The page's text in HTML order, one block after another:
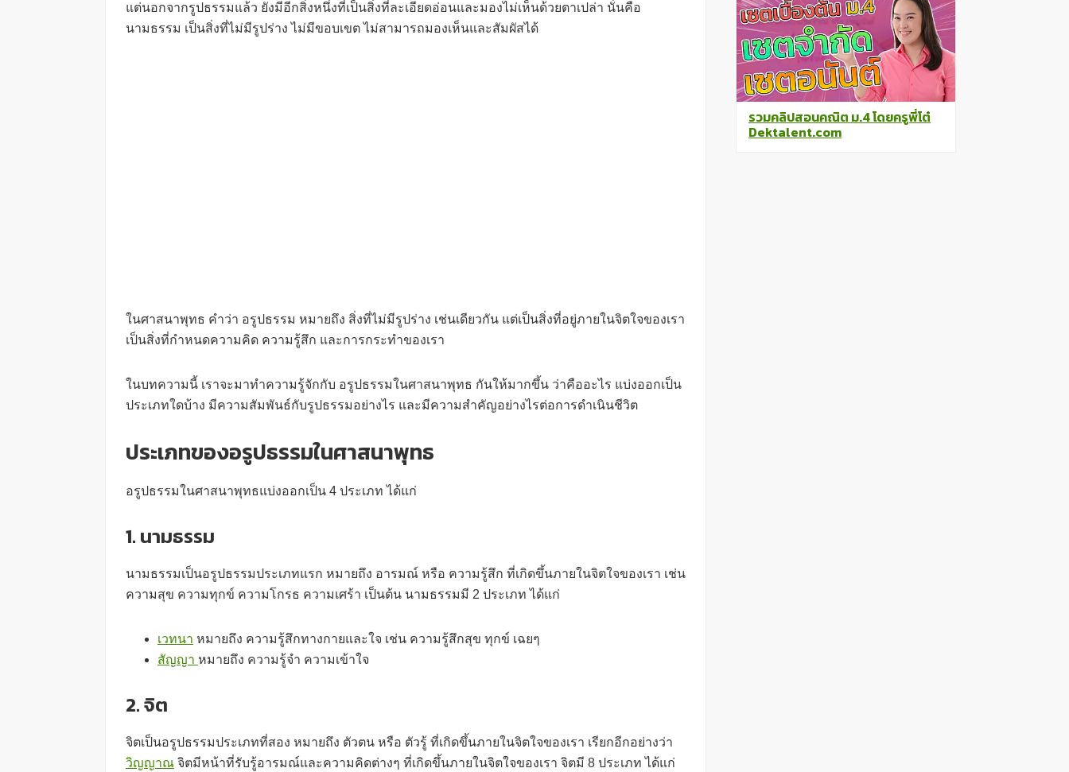
แต่นอกจากรูปธรรมแล้ว ยังมีอีกสิ่งหนึ่งที่เป็นสิ่งที่ละเอียดอ่อนและมองไม่เห็นด้วยตาเปล่า นั่นคือ
นามธรรม เป็นสิ่งที่ไม่มีรูปร่าง ไม่มีขอบเขต ไม่สามารถมองเห็นและสัมผัสได้
ในศาสนาพุทธ คำว่า อรูปธรรม หมายถึง สิ่งที่ไม่มีรูปร่าง เช่นเดียวกัน แต่เป็นสิ่งที่อยู่ภายในจิตใจของเรา
เป็นสิ่งที่กำหนดความคิด ความรู้สึก และการกระทำของเรา
ในบทความนี้ เราจะมาทำความรู้จักกับ อรูปธรรมในศาสนาพุทธ กันให้มากขึ้น ว่าคืออะไร แบ่งออกเป็น
ประเภทใดบ้าง มีความสัมพันธ์กับรูปธรรมอย่างไร และมีความสำคัญอย่างไรต่อการดำเนินชีวิต
ประเภทของอรูปธรรมในศาสนาพุทธ
อรูปธรรมในศาสนาพุทธแบ่งออกเป็น 4 ประเภท ได้แก่
1. นามธรรม
นามธรรมเป็นอรูปธรรมประเภทแรก หมายถึง อารมณ์ หรือ ความรู้สึก ที่เกิดขึ้นภายในจิตใจของเรา เช่น
ความสุข ความทุกข์ ความโกรธ ความเศร้า เป็นต้น นามธรรมมี 2 ประเภท ได้แก่
เวทนา หมายถึง ความรู้สึกทางกายและใจ เช่น ความรู้สึกสุข ทุกข์ เฉยๆ
สัญญา หมายถึง ความรู้จำ ความเข้าใจ
2. จิต
จิตเป็นอรูปธรรมประเภทที่สอง หมายถึง ตัวตน หรือ ตัวรู้ ที่เกิดขึ้นภายในจิตใจของเรา เรียกอีกอย่างว่า
วิญญาณ จิตมีหน้าที่รับรู้อารมณ์และความคิดต่างๆ ที่เกิดขึ้นภายในจิตใจของเรา จิตมี 8 ประเภท ได้แก่
รวมคลิปสอนคณิต ม.4 โดยครูพี่โต๋
Dektalent.com